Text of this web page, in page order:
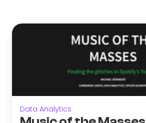
Data Analytics